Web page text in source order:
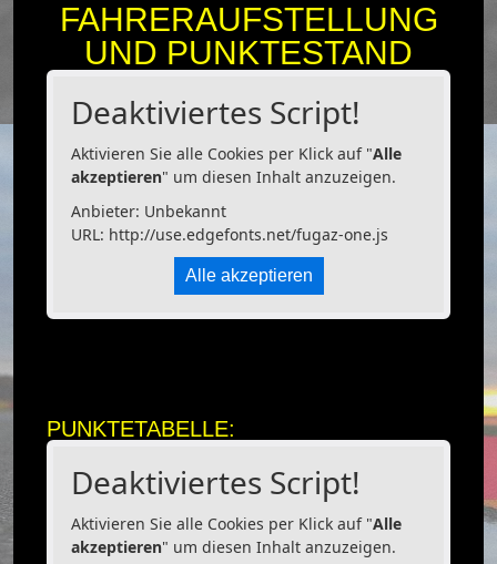
FAHRERAUFSTELLUNG
UND PUNKTESTAND
Deaktiviertes Script!
Aktivieren Sie alle Cookies per Klick auf "Alle
akzeptieren" um diesen Inhalt anzuzeigen.
Anbieter: Unbekannt
URL: http://use.edgefonts.net/fugaz-one.js
Alle akzeptieren
PUNKTETABELLE:
Deaktiviertes Script!
Aktivieren Sie alle Cookies per Klick auf "Alle
akzeptieren" um diesen Inhalt anzuzeigen.